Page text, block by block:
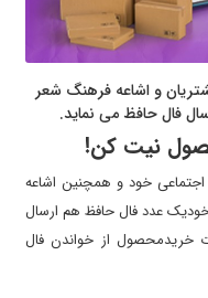
و اشاعه فرهنگ شعر
فال حافظ می نماید.
نیت کن!
اجتماعی خود و همچنین اشاعه
عدد فال حافظ هم ارسال
خریدمحصول از خواندن فال